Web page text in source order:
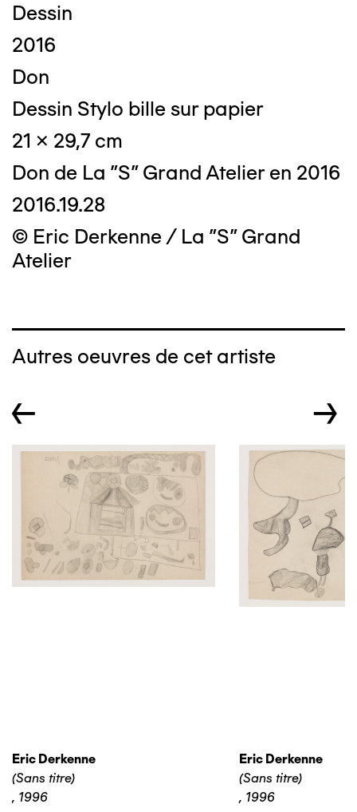
Dessin
2016
Don
Dessin Stylo bille sur papier
21 x 29,7 cm
Don de La "S" Grand Atelier en 2016
2016.19.28
© Eric Derkenne / La "S" Grand
Atelier
Autres oeuvres de cet artiste
← →
Eric Derkenne
(Sans titre)
, 1996
Eric Derkenne
(Sans titre)
, 1996